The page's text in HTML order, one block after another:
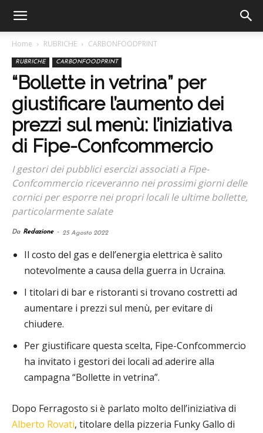
Home RUBRICHE CARBONFOODPRINT
RUBRICHE CARBONFOODPRINT
“Bollette in vetrina” per
giustificare l’aumento dei
prezzi sul menù: l’iniziativa
di Fipe-Confcommercio
I gestori dei pubblici esercizi associati a Fipe-
Confcommercio riceveranno nei prossimi giorni delle
cornici per esporre nei propri locali le ultime bollette,
particolarmente salate
Da Redazione - 25 Agosto 2022
Il costo del gas e dell’energia elettrica è salito
notevolmente a causa della guerra in Ucraina.
I titolari di bar e ristoranti si trovano costretti ad
aumentare i prezzi sul menù, per evitare di
chiudere.
Per giustificare questa scelta, Fipe-Confcommercio
ha invitato i gestori dei locali ad aderire alla
campagna “Bollette in vetrina”.
Dopo Ferragosto si è parlato molto dell’iniziativa di
Alberto Rovati, titolare della pizzeria Funky Gallo di